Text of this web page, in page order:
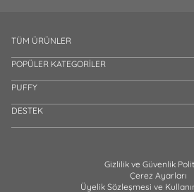
TÜM ÜRÜNLER
POPÜLER KATEGORİLER
PUFFY
DESTEK
Gizlilik ve Güvenlik
Çerez Ayarları
Üyelik Sözleşmesi ve